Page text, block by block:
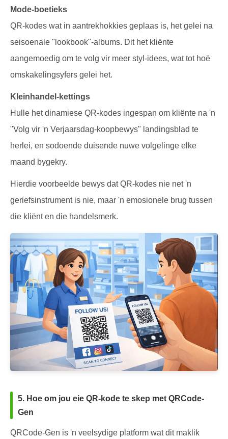
Mode-boetieks
QR-kodes wat in aantrekhokkies geplaas is, het gelei na
seisoenale "lookbook"-albums. Dit het kliënte
aangemoedig om te volg vir meer styl-idees, wat tot hoë
omskakelingsyfers gelei het.
Kleinhandel-kettings
Hulle het dinamiese QR-kodes ingespan om kliënte na 'n
"Volg vir 'n Verjaarsdag-koopbewys" landingsblad te
herlei, en sodoende duisende nuwe volgelinge elke
maand bygekry.
Hierdie voorbeelde bewys dat QR-kodes nie net 'n
geriefsinstrument is nie, maar 'n emosionele brug tussen
die kliënt en die handelsmerk.
5. Hoe om jou eie QR-kode te skep met QRCode-
Gen
QRCode-Gen is 'n veelsydige platform wat dit maklik